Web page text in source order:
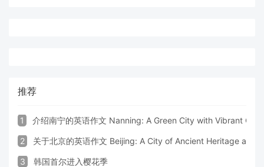
推荐
1 介绍南宁的英语作文 Nanning: A Green City with Vibrant
2 关于北京的英语作文 Beijing: A City of Ancient Heritage and
3 韩国首尔进入樱花季